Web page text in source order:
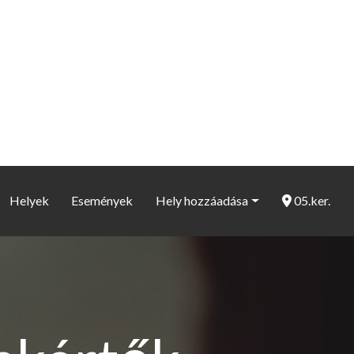
Helyek Események Hely hozzáadása 05.ker.